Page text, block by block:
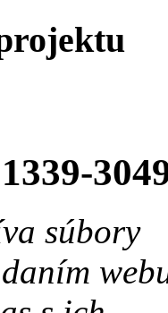
súbory